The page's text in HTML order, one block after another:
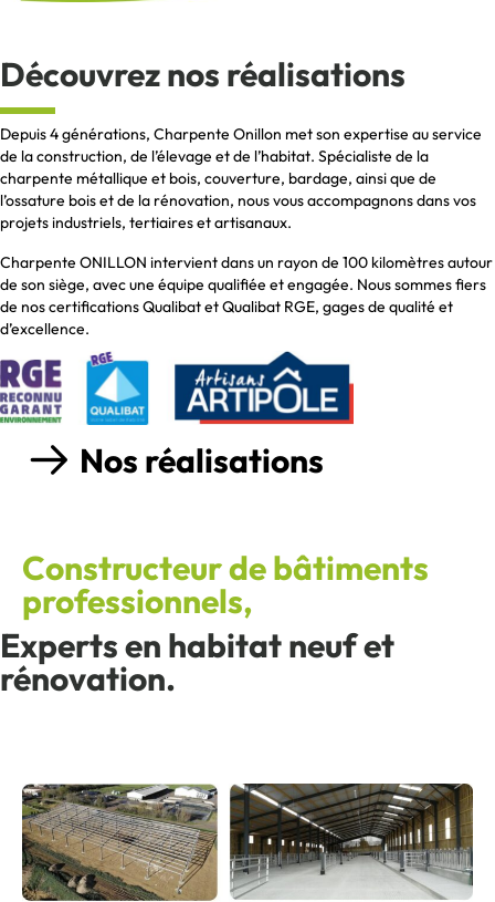
Découvrez nos réalisations
Depuis 4 générations, Charpente Onillon met son expertise au service
de la construction, de l’élevage et de l’habitat. Spécialiste de la
charpente métallique et bois, couverture, bardage, ainsi que de
l’ossature bois et de la rénovation, nous vous accompagnons dans vos
projets industriels, tertiaires et artisanaux.
Charpente ONILLON intervient dans un rayon de 100 kilomètres autour
de son siège, avec une équipe qualifiée et engagée. Nous sommes fiers
de nos certifications Qualibat et Qualibat RGE, gages de qualité et
d’excellence.
Nos réalisations
Constructeur de bâtiments
professionnels,
Experts en habitat neuf et
rénovation.